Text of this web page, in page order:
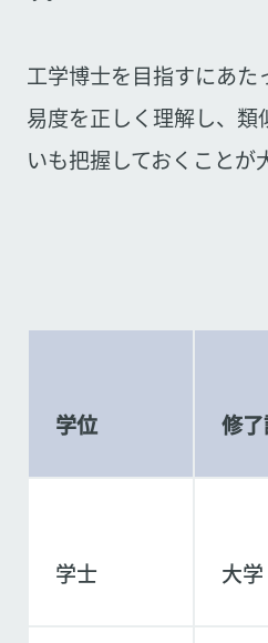
工学博士を目指すにあた
易度を正しく理解し、
いも把握しておくことが
学位 修
学士 大